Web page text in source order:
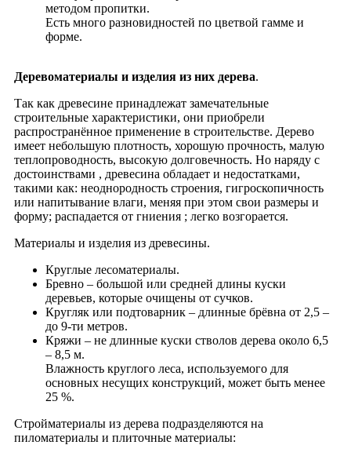
методом пропитки.
Есть много разновидностей по цветвой гамме и
форме.
Деревоматериалы и изделия из них дерева.
Так как древесине принадлежат замечательные
строительные характеристики, они приобрели
распространённое применение в строительстве. Дерево
имеет небольшую плотность, хорошую прочность, малую
теплопроводность, высокую долговечность. Но наряду с
достоинствами , древесина обладает и недостатками,
такими как: неоднородность строения, гигроскопичность
или напитывание влаги, меняя при этом свои размеры и
форму; распадается от гниения ; легко возгорается.
Материалы и изделия из древесины.
Круглые лесоматериалы.
Бревно – большой или средней длины куски
деревьев, которые очищены от сучков.
Кругляк или подтоварник – длинные брёвна от 2,5 –
до 9-ти метров.
Кряжи – не длинные куски cтволов дерева около 6,5
– 8,5 м.
Влажность круглого леса, используемого для
основных несущих конструкций, может быть менее
25 %.
Стройматериалы из дерева подразделяются на
пиломатериалы и плиточные материалы: